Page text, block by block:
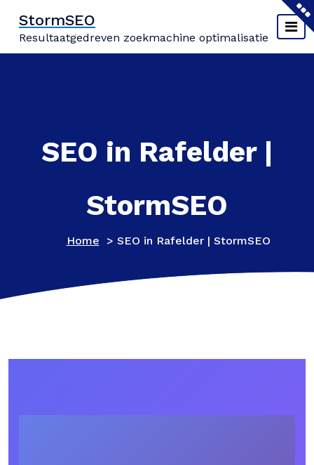
inhoud
springen
StormSEO
Resultaatgedreven zoekmachine optimalisatie
SEO in Rafelder |
StormSEO
Home > SEO in Rafelder | StormSEO